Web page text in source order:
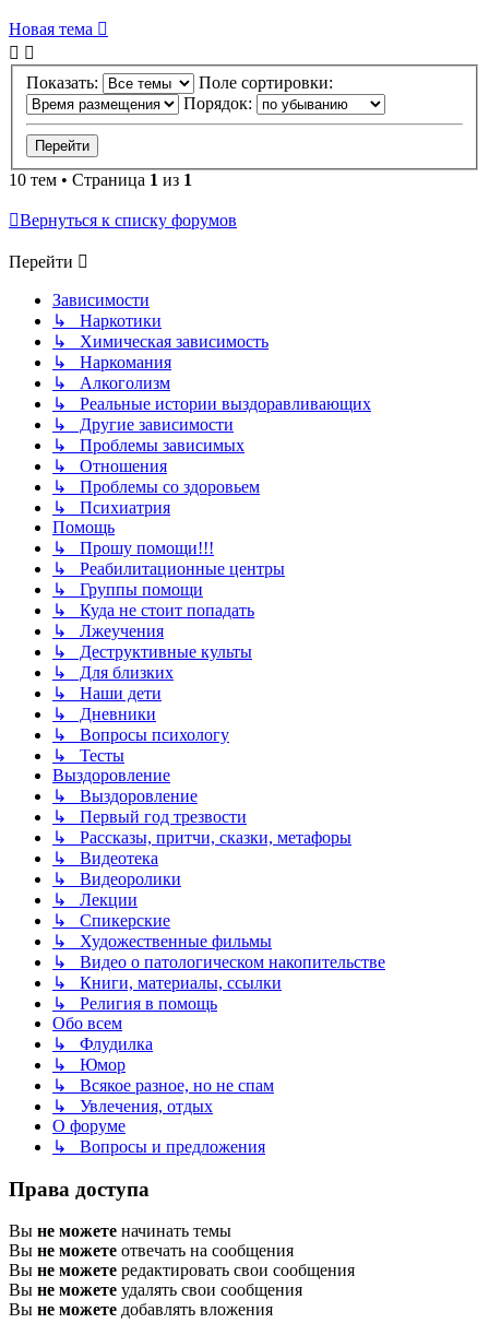
Новая
тема
Новая тема
Показать:
Поле сортировки:
Порядок:
10 тем • Страница 1 из 1
Вернуться к списку форумов
Перейти
Зависимости
↳ Наркотики
↳ Химическая зависимость
↳ Наркомания
↳ Алкоголизм
↳ Реальные истории выздоравливающих
↳ Другие зависимости
↳ Проблемы зависимых
↳ Отношения
↳ Проблемы со здоровьем
↳ Психиатрия
Помощь
↳ Прошу помощи!!!
↳ Реабилитационные центры
↳ Группы помощи
↳ Куда не стоит попадать
↳ Лжеучения
↳ Деструктивные культы
↳ Для близких
↳ Наши дети
↳ Дневники
↳ Вопросы психологу
↳ Тесты
Выздоровление
↳ Выздоровление
↳ Первый год трезвости
↳ Рассказы, притчи, сказки, метафоры
↳ Видеотека
↳ Видеоролики
↳ Лекции
↳ Спикерские
↳ Художественные фильмы
↳ Видео о патологическом накопительстве
↳ Книги, материалы, ссылки
↳ Религия в помощь
Обо всем
↳ Флудилка
↳ Юмор
↳ Всякое разное, но не спам
↳ Увлечения, отдых
О форуме
↳ Вопросы и предложения
Права доступа
Вы не можете начинать темы
Вы не можете отвечать на сообщения
Вы не можете редактировать свои сообщения
Вы не можете удалять свои сообщения
Вы не можете добавлять вложения